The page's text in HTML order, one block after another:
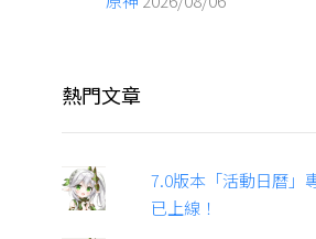
熱門文章
7.0版本「活動日曆」
已上線！